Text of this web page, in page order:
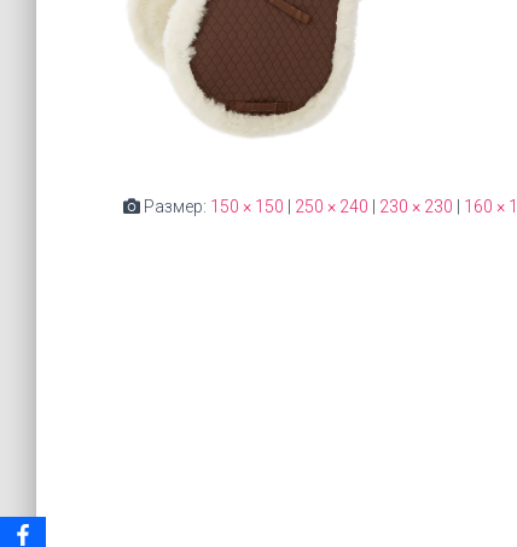
Размер: 150 × 150 250 × 240 230 × 230 160 ×